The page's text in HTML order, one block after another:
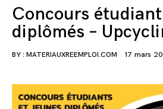
Concours
diplômés –
BY : MATERIAUXREEMPLOI.COM 17 mars